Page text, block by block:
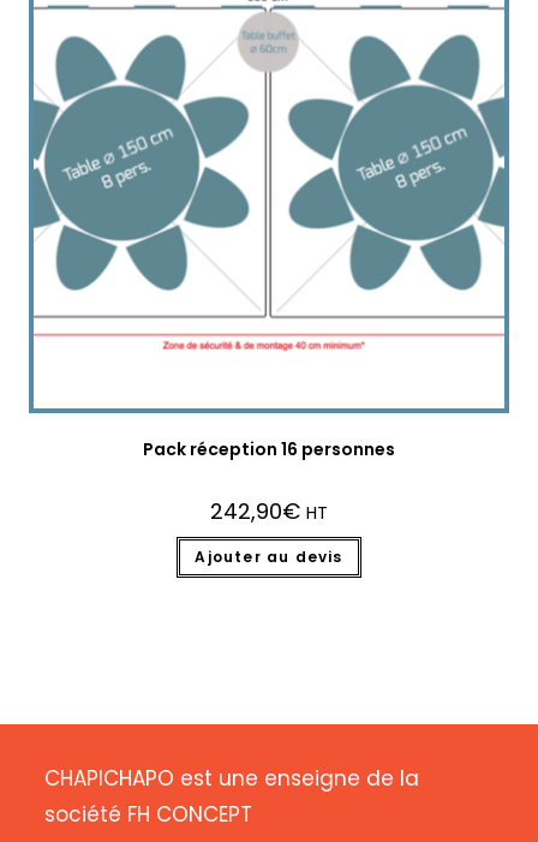
Pack réception 16 personnes
242,90€ HT
Ajouter au devis
CHAPICHAPO est une enseigne de la
société FH CONCEPT